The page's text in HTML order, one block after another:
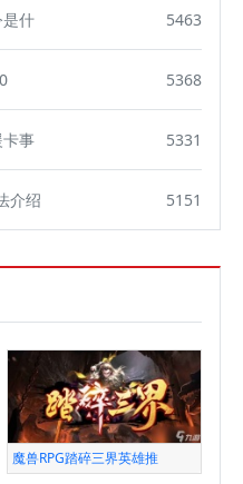
是什 5463
5368
事 5331
介绍 5151
魔兽RPG踏碎三界英雄推